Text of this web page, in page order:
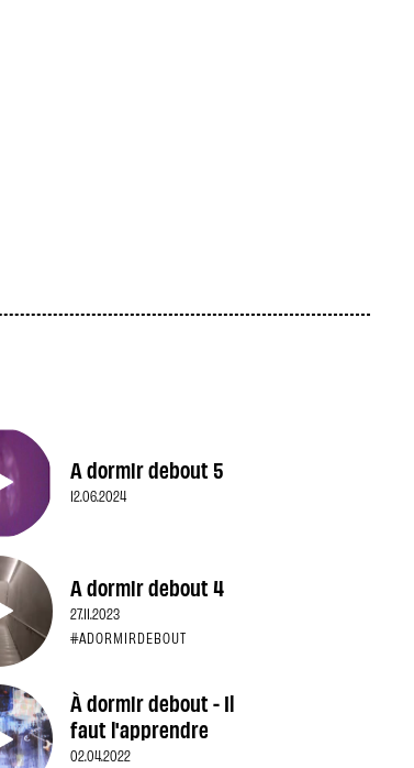
A dormir debout 5
12.06.2024
A dormir debout 4
27.11.2023
#ADORMIRDEBOUT
À dormir debout - Il
faut l'apprendre
02.04.2022